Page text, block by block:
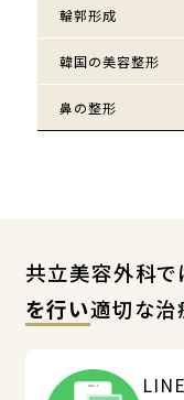
輪郭形成
韓国の美容整形
鼻の整形
共立美容外科で
を行い適切な治